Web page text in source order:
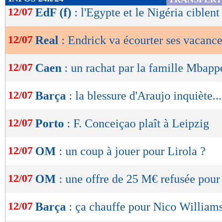
de
OK
12/07 EdF (f) : l'Egypte et le Nigéria ciblent
12/07 Real : Endrick va écourter ses
12/07 Caen : un rachat par la famille
12/07 Barça : la blessure d'Araujo inquiète...
12/07 Porto : F. Conceiçao plaît à Leipzig
12/07 OM : un coup à jouer pour Lirola ?
12/07 OM : une offre de 25 M€ refusée
12/07 Barça : ça chauffe pour Nico